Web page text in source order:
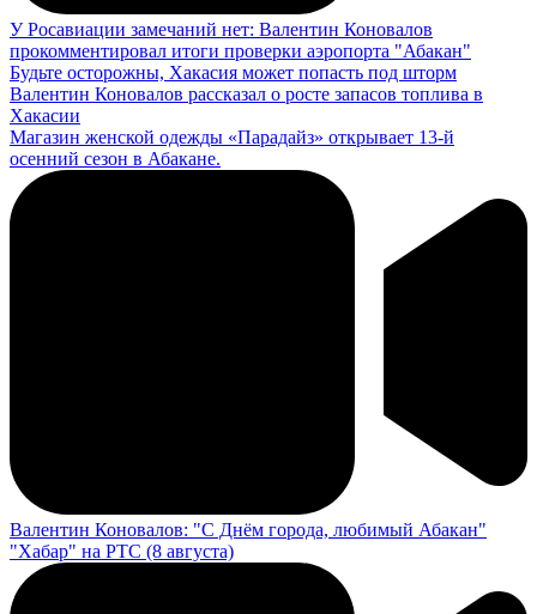
У Росавиации замечаний нет: Валентин Коновалов
прокомментировал итоги проверки аэропорта "Абакан"
Будьте осторожны, Хакасия может попасть под шторм
Валентин Коновалов рассказал о росте запасов топлива в
Хакасии
Магазин женской одежды «Парадайз» открывает 13-й
осенний сезон в Абакане.
Валентин Коновалов: "С Днём города, любимый Абакан"
"Хабар" на РТС (8 августа)